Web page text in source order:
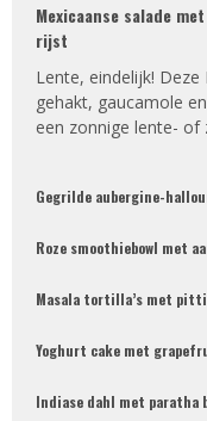
Mexicaanse salade
rijst
Lente, eindelijk!
gehakt, gaucamole
een zonnige lente- of
Gegrilde aubergine-
Roze smoothiebowl met
Masala tortilla’s met
Yoghurt cake met
Indiase dahl met paratha